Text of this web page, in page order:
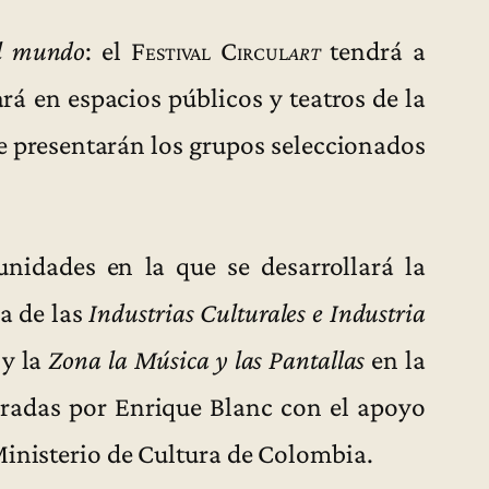
mundo: el Festival Circularttendrá a
en espacios públicos y teatros de la
los grupos seleccionados
en la que se desarrollará la
de las Industrias Culturales e Industria
la Zona la Música y las Pantallas en la
por Enrique Blanc con el apoyo
de Cultura de Colombia.